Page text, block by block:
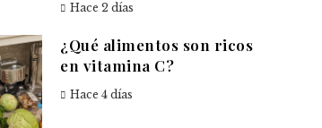
Hace 2 días
¿Qué alimentos son ricos
en vitamina C?
Hace 4 días